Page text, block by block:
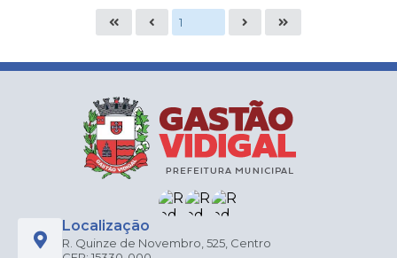
Localização
R. Quinze de Novembro, 525, Centro